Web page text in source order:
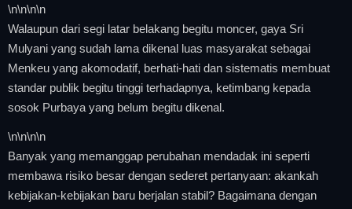
\n\n\n\n
Walaupun dari segi latar belakang begitu moncer, gaya Sri
Mulyani yang sudah lama dikenal luas masyarakat sebagai
Menkeu yang akomodatif, berhati-hati dan sistematis membuat
standar publik begitu tinggi terhadapnya, ketimbang kepada
sosok Purbaya yang belum begitu dikenal.
\n\n\n\n
Banyak yang memanggap perubahan mendadak ini seperti
membawa risiko besar dengan sederet pertanyaan: akankah
kebijakan-kebijakan baru berjalan stabil? Bagaimana dengan